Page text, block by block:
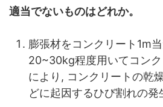
適当でないものはどれか。
膨張材をコンクリート1m
20~30kg程度用いてコンク
により, コンクリートの乾
どに起因するひび割れの発